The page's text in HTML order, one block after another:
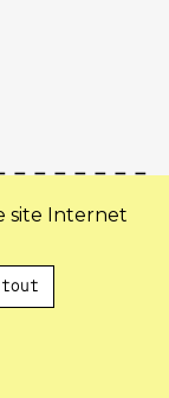
Mentions
site Internet